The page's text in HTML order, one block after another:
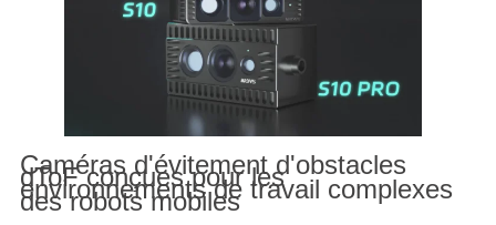
Caméras d'évitement d'obstacles
dToF conçues pour les
environnements de travail complexes
des robots mobiles